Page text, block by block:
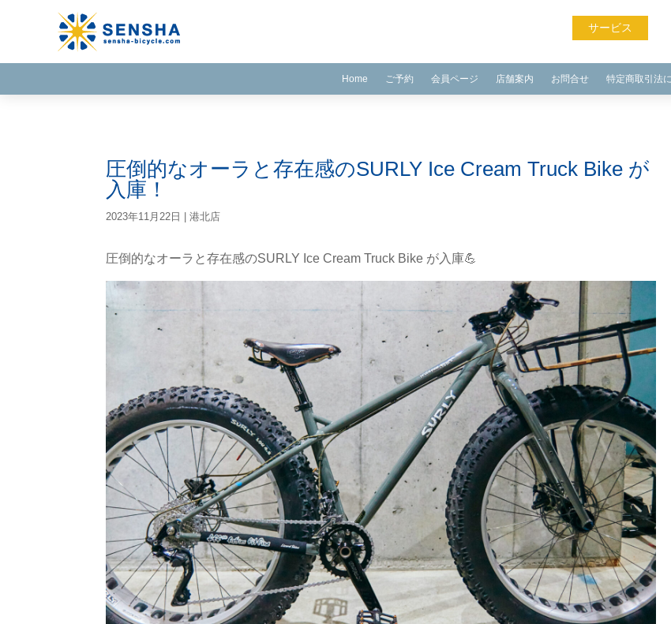
サービス
Home ご予約 会員ページ 店舗案内 お問合せ 特定商取引法
圧倒的なオーラと存在感のSURLY Ice Cream Truck Bike が
入庫！
2023年11月22日 |港北店
圧倒的なオーラと存在感のSURLY Ice Cream Truck Bike が入庫💪